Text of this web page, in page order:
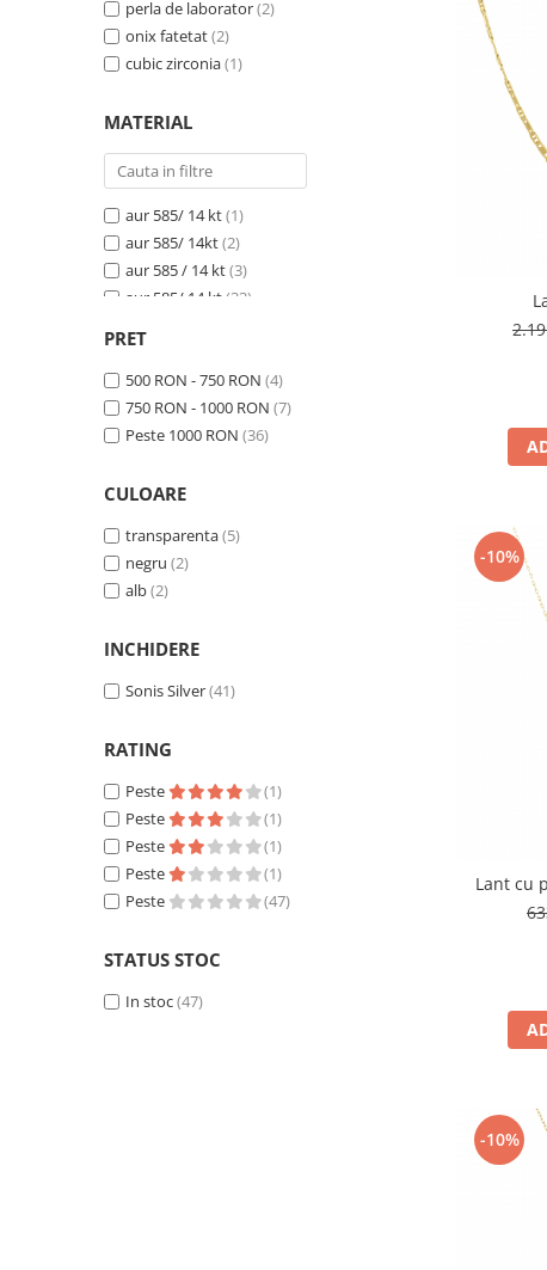
SETURI BIJUTERII
ACE DE CRAVATA
BRATARI PENTRU PICIOR
LANTURI TIP ROZARIU
perla de laborator(2)
onix fatetat(2)
cubic zirconia(1)
MATERIAL
aur 585/ 14 kt(1)
aur 585/ 14kt(2)
aur 585 / 14 kt(3)
aur 585/ 14 kt (33)
aur 585/ 14kt galben , rose si alb
aur 585/14kt(1)
aur alb 585/ 14 kt(2)
aur alb 585/ 14kt(1)
PRET
500 RON - 750 RON (4)
750 RON - 1000 RON (7)
Peste 1000 RON (36)
CULOARE
transparenta(5)
negru (2)
alb(2)
INCHIDERE
Sonis Silver(41)
RATING
Peste
(1)
Peste
(1)
Peste
(1)
Peste
(1)
Peste
(47)
STATUS STOC
In stoc(47)
-10%
Lant cu
-10%